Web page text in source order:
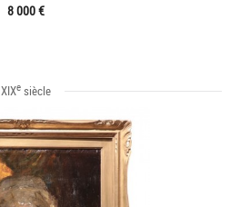
8 000 €
XIXe siècle